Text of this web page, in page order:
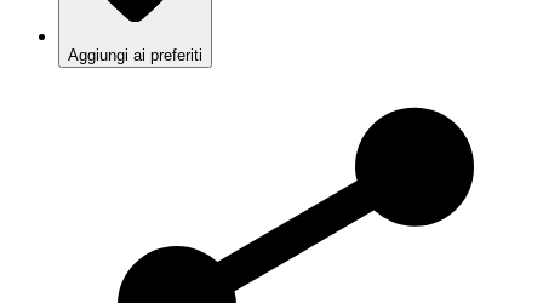
Aggiungi ai preferiti